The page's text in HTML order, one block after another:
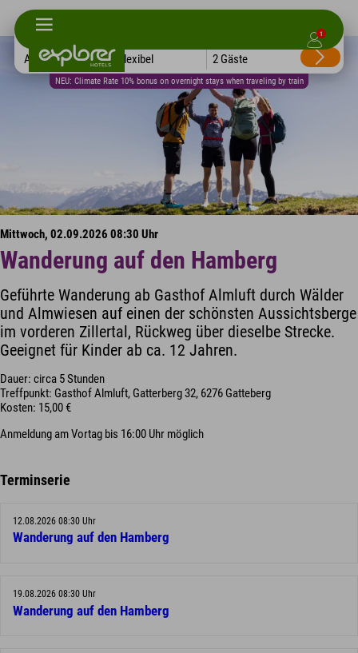
1
NEU: Climate Rate 10% bonus on overnight stays when traveling by train
Alle Hotels Flexibel 2 Gäste
Mittwoch, 02.09.2026 08:30 Uhr
Wanderung auf den Hamberg
Geführte Wanderung ab Gasthof Almluft durch Wälder
und Almwiesen auf einen der schönsten Aussichtsberge
im vorderen Zillertal, Rückweg über dieselbe Strecke.
Geeignet für Kinder ab ca. 12 Jahren.
Dauer: circa 5 Stunden
Treffpunkt: Gasthof Almluft, Gatterberg 32, 6276 Gatteberg
Kosten: 15,00 €
Anmeldung am Vortag bis 16:00 Uhr möglich
Terminserie
12.08.2026 08:30 Uhr
Wanderung auf den Hamberg
19.08.2026 08:30 Uhr
Wanderung auf den Hamberg